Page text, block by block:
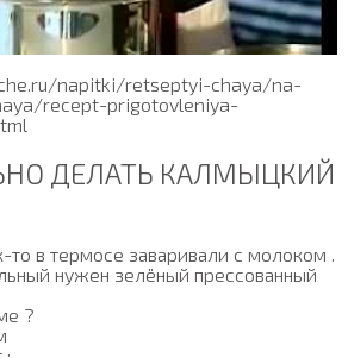
napitki/retseptyi-chaya/na-
recept-prigotovleniya-
ДЕЛАТЬ КАЛМЫЦКИЙ
то в термосе заваривали с молоком .
нужен зелёный прессованный
?